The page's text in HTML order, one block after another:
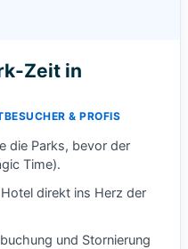
trägt Prada
und das Biest
von Notre Dame
der Löwen
Tickets
Zeit in
& PROFIS
die Parks, bevor der
Time).
direkt ins Herz der
und Stornierung